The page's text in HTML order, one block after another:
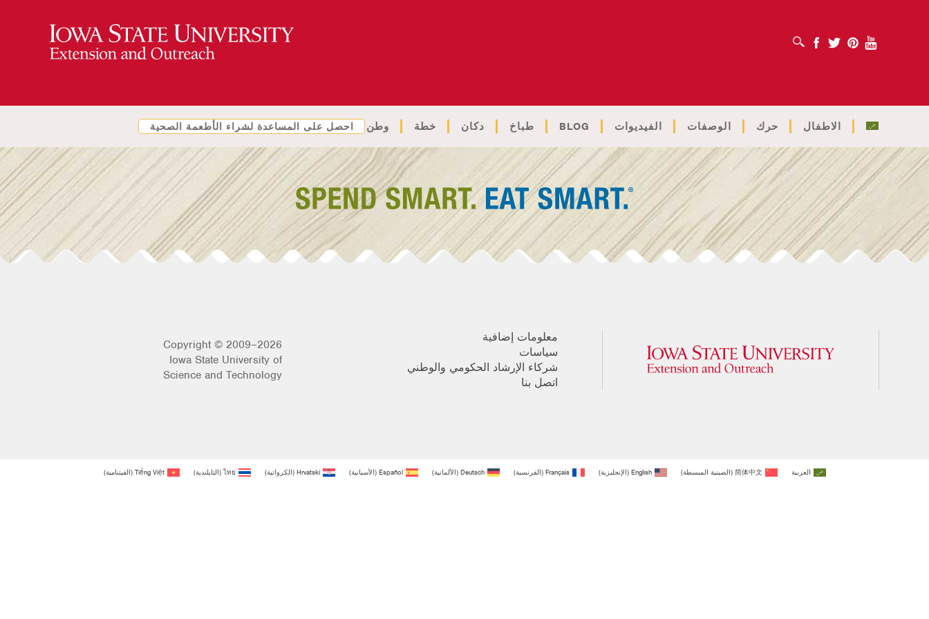
افتح مربع البحثFacebook TwitterPinterestYoutube
وطن خطة دكان طباخ BLOG الفيديوات الوصفات حرك الاطفال احصل على المساعدة لشراء الأطعمة الصحية
معلومات إضافية
سياسات
شركاء الإرشاد الحكومي والوطني
اتصل بنا
Copyright © 2009–2026
Iowa State University of
Science and Technology
العربية 简体中文
(الصينية المبسطة)
English
(الإنجليزية)
Français
(الفرنسية)
Deutsch
(الألمانية)
Español
(الأسبانية)
Hrvatski
(الكرواتية)
ไทย
(التايلندية)
Tiếng Việt
(الفيتنامية)